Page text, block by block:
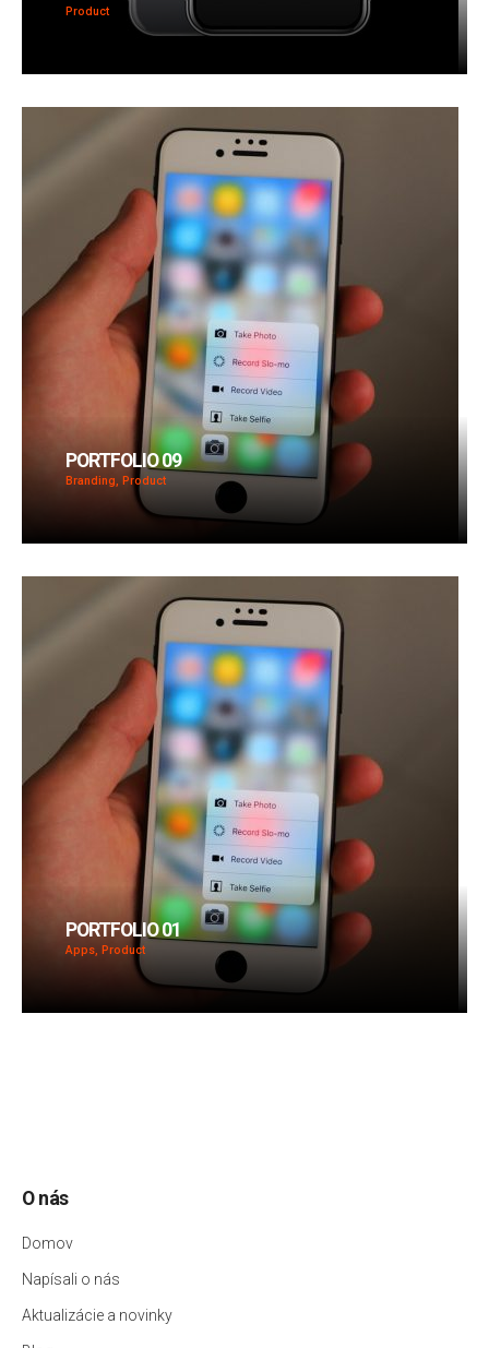
Product
PORTFOLIO 09
Branding, Product
PORTFOLIO 01
Apps, Product
O nás
Domov
Napísali o nás
Aktualizácie a novinky